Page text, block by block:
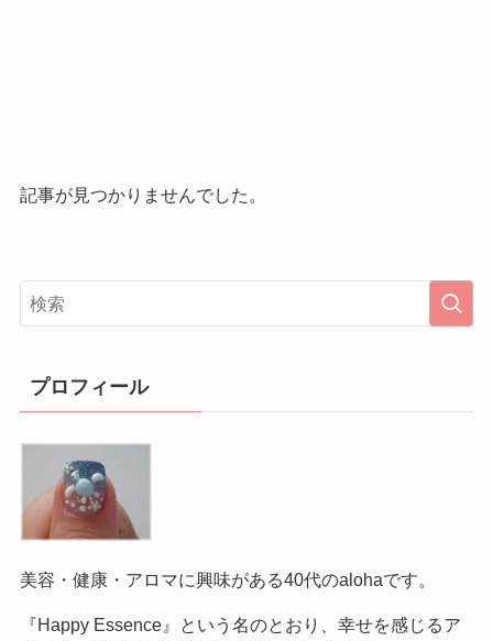
記事が見つかりませんでした。
プロフィール
美容・健康・アロマに興味がある40代のalohaです。
『Happy Essence』という名のとおり、幸せを感じるア